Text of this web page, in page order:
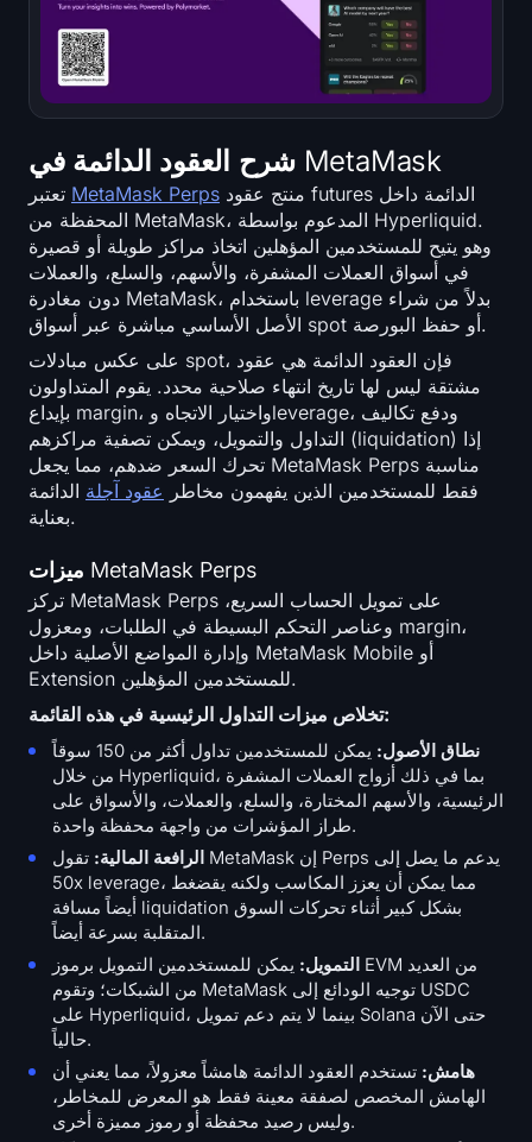
شرح العقود الدائمة في MetaMask
MetaMask Perps
المحفظة من MetaMask، المدعوم بواسطة Hyperliquid.
وهو يتيح للمستخدمين المؤهلين اتخاذ مراكز طويلة أو قصيرة
في أسواق العملات المشفرة، والأسهم، والسلع، والعملات
دون مغادرة MetaMask، باستخدام leverage بدلاً من شراء
الأصل الأساسي مباشرة عبر أسواق spot أو حفظ البورصة.
على عكس مبادلات spot، فإن العقود الدائمة هي عقود
مشتقة ليس لها تاريخ انتهاء صلاحية محدد. يقوم المتداولون
بإيداع margin، واختيار الاتجاه وleverage، ودفع تكاليف
التداول والتمويل، ويمكن تصفية مراكزهم (liquidation) إذا
تحرك السعر ضدهم، مما يجعل MetaMask Perps مناسبة
فقط للمستخدمين الذين يفهمون مخاطر عقود آجلة الدائمة
بعناية.
ميزات MetaMask Perps
تركز MetaMask Perps على تمويل الحساب السريع،
وعناصر التحكم البسيطة في الطلبات، ومعزول margin،
وإدارة المواضع الأصلية داخل MetaMask Mobile أو
Extension للمستخدمين المؤهلين.
تخلاص ميزات التداول الرئيسية في هذه القائمة:
نطاق الأصول:
يمكن للمستخدمين تداول أكثر من 150 سوقاً
من خلال Hyperliquid، بما في ذلك أزواج العملات المشفرة
الرئيسية، والأسهم المختارة، والسلع، والعملات، والأسواق على
طراز المؤشرات من واجهة محفظة واحدة.
الرافعة المالية: تقول MetaMask إن Perps يدعم ما يصل إلى
50x leverage، مما يمكن أن يعزز المكاسب ولكنه يقضغط
أيضاً مسافة liquidation بشكل كبير أثناء تحركات السوق
المتقلبة بسرعة أيضاً.
التمويل: يمكن للمستخدمين التمويل برموز EVM من العديد
من الشبكات؛ وتقوم MetaMask توجيه الودائع إلى USDC
على Hyperliquid، بينما لا يتم دعم تمويل Solana حتى الآن
حالياً.
هامش: تستخدم العقود الدائمة هامشاً معزولاً، مما يعني أن
الهامش المخصص لصفقة معينة فقط هو المعرض للمخاطر،
وليس رصيد محفظة أو رموز مميزة أخرى.